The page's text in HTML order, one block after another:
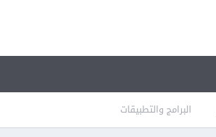
البرامج والتطبيقات